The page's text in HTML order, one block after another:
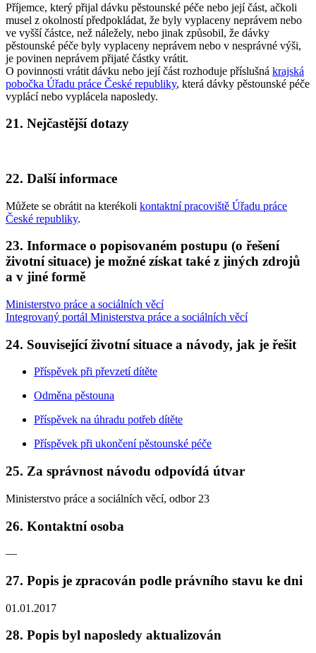
Příjemce, který přijal dávku pěstounské péče nebo její část, ačkoli
musel z okolností předpokládat, že byly vyplaceny neprávem nebo
ve vyšší částce, než náležely, nebo jinak způsobil, že dávky
pěstounské péče byly vyplaceny neprávem nebo v nesprávné výši,
je povinen neprávem přijaté částky vrátit.
O povinnosti vrátit dávku nebo její část rozhoduje příslušná krajská
pobočka Úřadu práce České republiky, která dávky pěstounské péče
vyplácí nebo vyplácela naposledy.
21. Nejčastější dotazy
22. Další informace
Můžete se obrátit na kterékoli kontaktní pracoviště Úřadu práce
České republiky.
23. Informace o popisovaném postupu (o řešení
životní situace) je možné získat také z jiných zdrojů
a v jiné formě
Ministerstvo práce a sociálních věcí
Integrovaný portál Ministerstva práce a sociálních věcí
24. Související životní situace a návody, jak je řešit
Příspěvek při převzetí dítěte
Odměna pěstouna
Příspěvek na úhradu potřeb dítěte
Příspěvek při ukončení pěstounské péče
25. Za správnost návodu odpovídá útvar
Ministerstvo práce a sociálních věcí, odbor 23
26. Kontaktní osoba
—
27. Popis je zpracován podle právního stavu ke dni
01.01.2017
28. Popis byl naposledy aktualizován